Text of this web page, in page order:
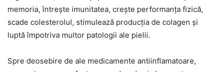
memoria, întrește imunitatea, crește performanța fizică,
scade colesterolul, stimulează producția de colagen și
luptă împotriva multor patologii ale pielii.
Spre deosebire de ale medicamente antiinflamatoare,